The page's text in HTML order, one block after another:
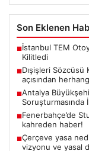
Son Eklenen
■İstanbul TEM
Kilitledi
■Dışişleri Sözcüsü
açısından
■Antalya
Soruşturmasında
■Fenerbahçe’de
kahreden haber!
■Çerçeve yasa
vizyonu ve yasal